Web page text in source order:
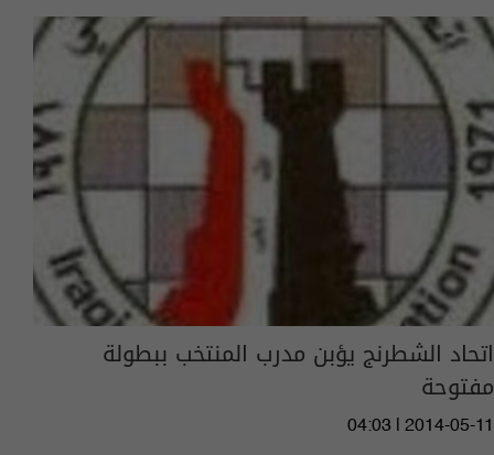
اتحاد الشطرنج يؤبن مدرب المنتخب ببطولة
مفتوحة
04:03 | 2014-05-11